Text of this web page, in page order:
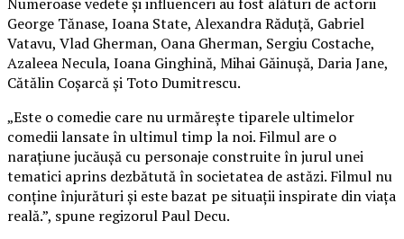
George Tănase, Ioana State, Alexandra Răduță, Gabriel
Vatavu, Vlad Gherman, Oana Gherman, Sergiu Costache,
Azaleea Necula, Ioana Ginghină, Mihai Găinușă, Daria Jane,
Cătălin Coșarcă și Toto Dumitrescu.
„Este o comedie care nu urmărește tiparele ultimelor
comedii lansate în ultimul timp la noi. Filmul are o
narațiune jucăușă cu personaje construite în jurul unei
tematici aprins dezbătută în societatea de astăzi. Filmul nu
conține înjurături și este bazat pe situații inspirate din viața
reală.”, spune regizorul Paul Decu.